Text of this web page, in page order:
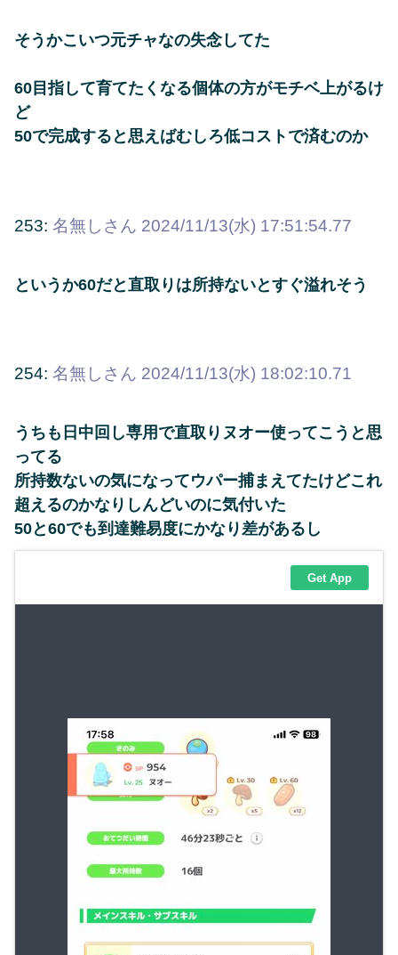
そうかこいつ元チャなの失念してた
60目指して育てたくなる個体の方がモチベ上がるけ
ど
50で完成すると思えばむしろ低コストで済むのか
253: 名無しさん 2024/11/13(水) 17:51:54.77
というか60だと直取りは所持ないとすぐ溢れそう
254: 名無しさん 2024/11/13(水) 18:02:10.71
うちも日中回し専用で直取りヌオー使ってこうと思
ってる
所持数ないの気になってウパー捕まえてたけどこれ
超えるのかなりしんどいのに気付いた
50と60でも到達難易度にかなり差があるし